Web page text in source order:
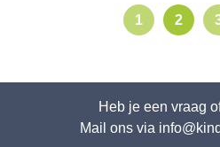
1 2
Heb je een vraag
Mail ons via